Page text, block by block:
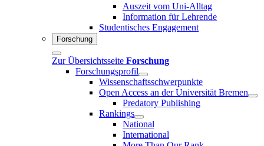
Auszeit vom Uni-Alltag
Information für Lehrende
Studentisches Engagement
Forschung
Zur Übersichtsseite Forschung
Forschungsprofil
Wissenschaftsschwerpunkte
Open Access an der Universität Bremen
Predatory Publishing
Rankings
National
International